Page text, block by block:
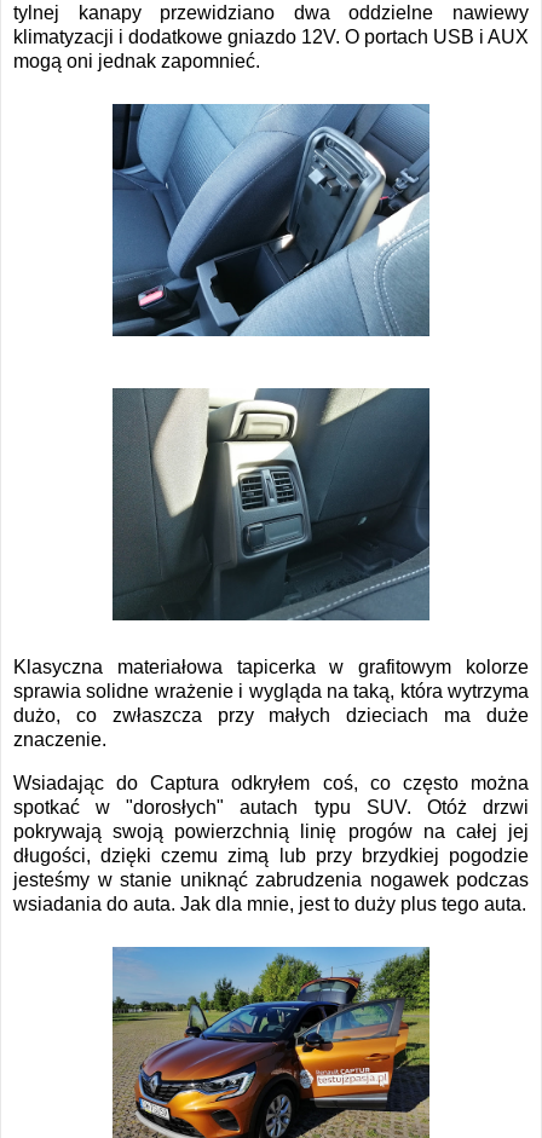
tylnej kanapy przewidziano dwa oddzielne nawiewy
klimatyzacji i dodatkowe gniazdo 12V. O portach USB i AUX
mogą oni jednak zapomnieć.
Klasyczna materiałowa tapicerka w grafitowym kolorze
sprawia solidne wrażenie i wygląda na taką, która wytrzyma
dużo, co zwłaszcza przy małych dzieciach ma duże
znaczenie.
Wsiadając do Captura odkryłem coś, co często można
spotkać w "dorosłych" autach typu SUV. Otóż drzwi
pokrywają swoją powierzchnią linię progów na całej jej
długości, dzięki czemu zimą lub przy brzydkiej pogodzie
jesteśmy w stanie uniknąć zabrudzenia nogawek podczas
wsiadania do auta. Jak dla mnie, jest to duży plus tego auta.